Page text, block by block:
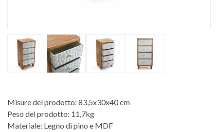
Misure del prodotto: 83,5x30x40 cm
Peso del prodotto: 11,7kg
Materiale: Legno di pino e MDF